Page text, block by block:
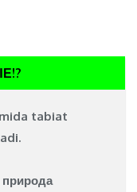
tabiat